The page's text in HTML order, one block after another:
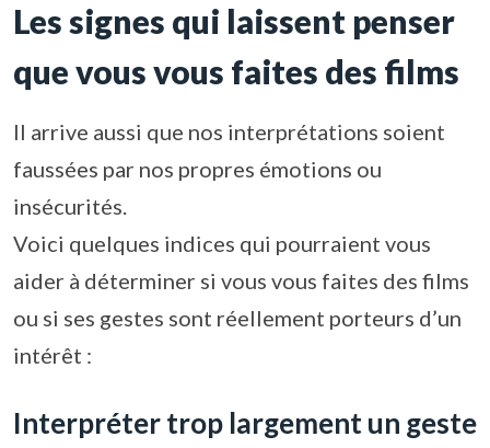
Les signes qui laissent penser
que vous vous faites des films
Il arrive aussi que nos interprétations soient
faussées par nos propres émotions ou
insécurités.
Voici quelques indices qui pourraient vous
aider à déterminer si vous vous faites des films
ou si ses gestes sont réellement porteurs d’un
intérêt :
Interpréter trop largement un geste